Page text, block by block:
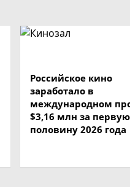
Российское кино
заработало в
международном
$3,16 млн за первую
половину 2026 года